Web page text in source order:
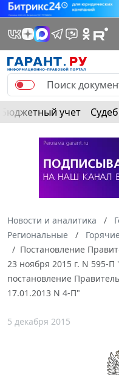
Бюджетный учет
Новости и аналитика
Региональные
Постановление
23 ноября 2015 г. N 595-
постановление
17.01.2013 N 4-П"
5 декабря 2015